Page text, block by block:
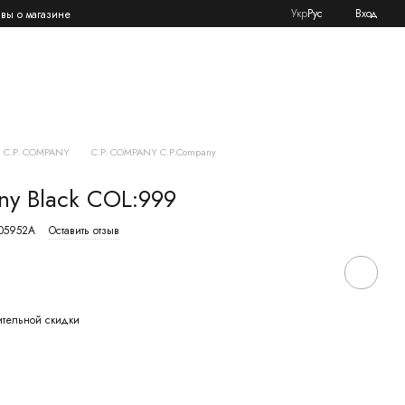
о магазине УкрРус Вход
C.P. COMPANY
C.P. COMPANY C.P.Company
Black COL:999
Оставить отзыв
скидки